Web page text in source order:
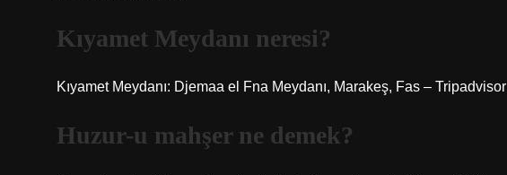
Kıyamet Meydanı neresi?
Kıyamet Meydanı: Djemaa el Fna Meydanı, Marakeş, Fas – Tripadvisor
Huzur-u mahşer ne demek?